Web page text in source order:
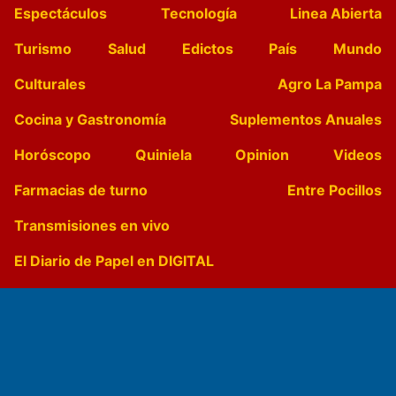
Espectáculos
Tecnología
Linea Abierta
Turismo
Salud Edictos País
Mundo
Culturales
Agro La Pampa
Cocina y Gastronomía
Suplementos Anuales
Horóscopo
Quiniela Opinion
Videos
Farmacias de turno
Entre Pocillos
Transmisiones en vivo
El Diario de Papel en DIGITAL